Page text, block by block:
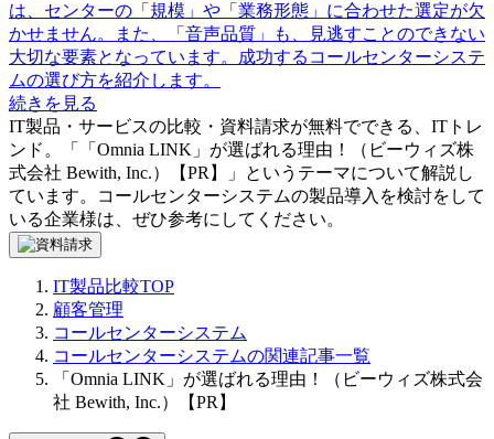
は、センターの「規模」や「業務形態」に合わせた選定が欠
かせません。また、「音声品質」も、見逃すことのできない
大切な要素となっています。成功するコールセンターシステ
ムの選び方を紹介します。
続きを見る
IT製品・サービスの比較・資料請求が無料でできる、ITトレ
ンド。「
「Omnia LINK」が選ばれる理由！（ビーウィズ株
式会社 Bewith, Inc.）【PR】
」というテーマについて解説し
ています。
コールセンターシステムの製品導入を検討をして
いる企業様は、ぜひ参考にしてください。
IT製品比較TOP
顧客管理
コールセンターシステム
コールセンターシステムの関連記事一覧
「Omnia LINK」が選ばれる理由！（ビーウィズ株式会
社 Bewith, Inc.）【PR】